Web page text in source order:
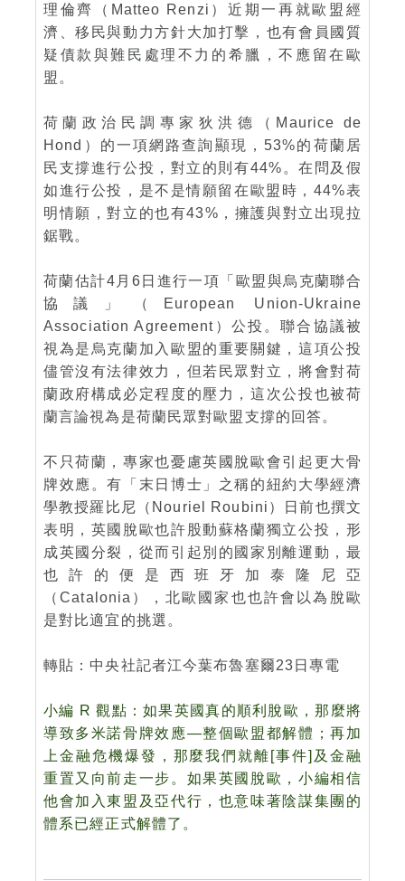
理倫齊（Matteo Renzi）近期一再就歐盟經
濟、移民與動力方針大加打擊，也有會員國質
疑債款與難民處理不力的希臘，不應留在歐
盟。
荷蘭政治民調專家狄洪德（Maurice de
Hond）的一項網路查詢顯現，53%的荷蘭居
民支撐進行公投，對立的則有44%。在問及假
如進行公投，是不是情願留在歐盟時，44%表
明情願，對立的也有43%，擁護與對立出現拉
鋸戰。
荷蘭估計4月6日進行一項「歐盟與烏克蘭聯合
協議」（European Union-Ukraine
Association Agreement）公投。聯合協議被
視為是烏克蘭加入歐盟的重要關鍵，這項公投
儘管沒有法律效力，但若民眾對立，將會對荷
蘭政府構成必定程度的壓力，這次公投也被荷
蘭言論視為是荷蘭民眾對歐盟支撐的回答。
不只荷蘭，專家也憂慮英國脫歐會引起更大骨
牌效應。有「末日博士」之稱的紐約大學經濟
學教授羅比尼（Nouriel Roubini）日前也撰文
表明，英國脫歐也許股動蘇格蘭獨立公投，形
成英國分裂，從而引起別的國家別離運動，最
也許的便是西班牙加泰隆尼亞
（Catalonia），北歐國家也也許會以為脫歐
是對比適宜的挑選。
轉貼：中央社記者江今葉布魯塞爾23日專電
小編 R 觀點：如果英國真的順利脫歐，那麼將
導致多米諾骨牌效應—整個歐盟都解體；再加
上金融危機爆發，那麼我們就離[事件]及金融
重置又向前走一步。 如果英國脫歐，小編相信
他會加入東盟及亞代行，也意味著陰謀集團的
體系已經正式解體了。